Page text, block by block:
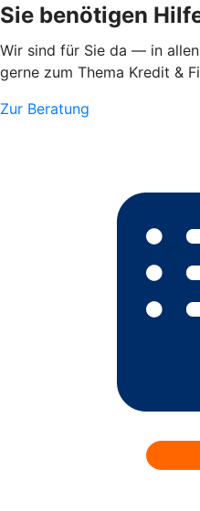
Sie benötigen
Wir sind für Sie da — in
gerne zum Thema Kredit &
Zur Beratung